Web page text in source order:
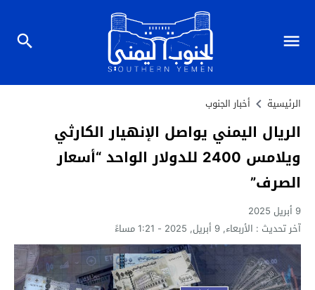
الرئيسية أخبار الجنوب
الريال اليمني يواصل الإنهيار الكارثي
ويلامس 2400 للدولار الواحد “أسعار
الصرف”
9 أبريل 2025
آخر تحديث : الأربعاء, 9 أبريل, 2025 - 1:21 مساءً